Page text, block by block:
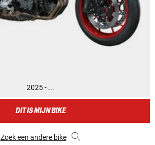
2025 - ...
DIT IS MIJN BIKE
Zoek een andere bike